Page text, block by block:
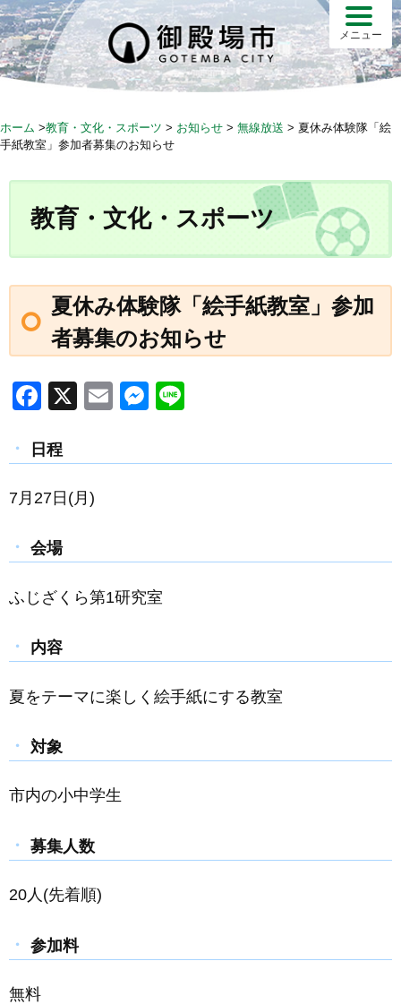
S
k
i
p
c
メニュー
ホーム >教育・文化・スポーツ > お知らせ > 無線放送 > 夏休み体験隊「絵
手紙教室」参加者募集のお知らせ
教育・文化・スポーツ
夏休み体験隊「絵手紙教室」参加
者募集のお知らせ
F
c
b
o
o
k
X
E
M
er
日程
7月27日(月)
会場
ふじざくら第1研究室
内容
夏をテーマに楽しく絵手紙にする教室
対象
市内の小中学生
募集人数
20人(先着順)
参加料
無料